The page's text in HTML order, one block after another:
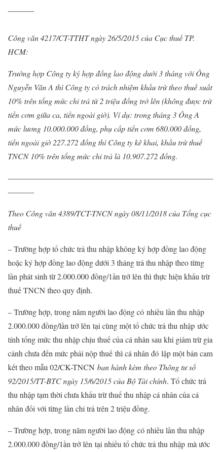
———-
Công văn 4217/CT-TTHT ngày 26/5/2015 của Cục thuế TP.
HCM:
Trường hợp Công ty ký hợp đồng lao động dưới 3 tháng với Ông
Nguyễn Văn A thì Công ty có trách nhiệm khấu trừ theo thuế suất
10% trên tổng mức chi trả từ 2 triệu đồng trở lên (không được trừ
tiền cơm giữa ca, tiền ngoài giờ). Ví dụ: trong tháng 3 Ông A
mức lương 10.000.000 đồng, phụ cấp tiền cơm 680.000 đồng,
tiền ngoài giờ 227.272 đồngthì Công ty kê khai, khấu trừ thuế
TNCN 10% trên tổng mức chi trả là 10.907.272 đồng.
——————————————————————————
———-
Theo Công văn 4389/TCT-TNCN ngày 08/11/2018 của Tổng cục
thuế
– Trường hợp tổ chức trả thu nhập không ký hợp đồng lao động
hoặc ký hợp đồng lao động dưới 3 tháng trả thu nhập theo từng
lần phát sinh từ 2.000.000 đồng/1ần trở lên thì thực hiện khấu trừ
thuế TNCN theo quy định.
– Trường hợp, trong năm người lao động có nhiều lần thu nhập
2.000.000 đồng/lần trở lên tại cùng một tổ chức trả thu nhập ước
tính tổng mức thu nhập chịu thuế của cá nhân sau khi giảm trừ gia
cảnh chưa đến mức phải nộp thuế thì cá nhân đó lập một bản cam
kết theo mẫu 02/CK-TNCN ban hành kèm theo Thông tư số
92/2015/TT-BTC ngày 15/6/2015 của Bộ Tài chính. Tổ chức trả
thu nhập tạm thời chưa khấu trừ thuế thu nhập cá nhân của cá
nhân đối với từng lần chi trả trên 2 triệu đồng.
– Trường hợp, trong năm người lao động có nhiều lần thu nhập
2.000.000 đồng/1ần trở lên tại nhiều tổ chức trả thu nhập mà ước